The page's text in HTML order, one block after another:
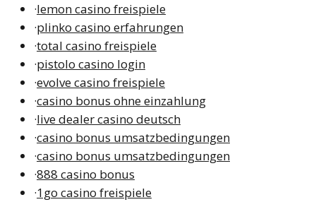
·lemon casino freispiele
·plinko casino erfahrungen
·total casino freispiele
·pistolo casino login
·evolve casino freispiele
·casino bonus ohne einzahlung
·live dealer casino deutsch
·casino bonus umsatzbedingungen
·casino bonus umsatzbedingungen
·888 casino bonus
·1go casino freispiele